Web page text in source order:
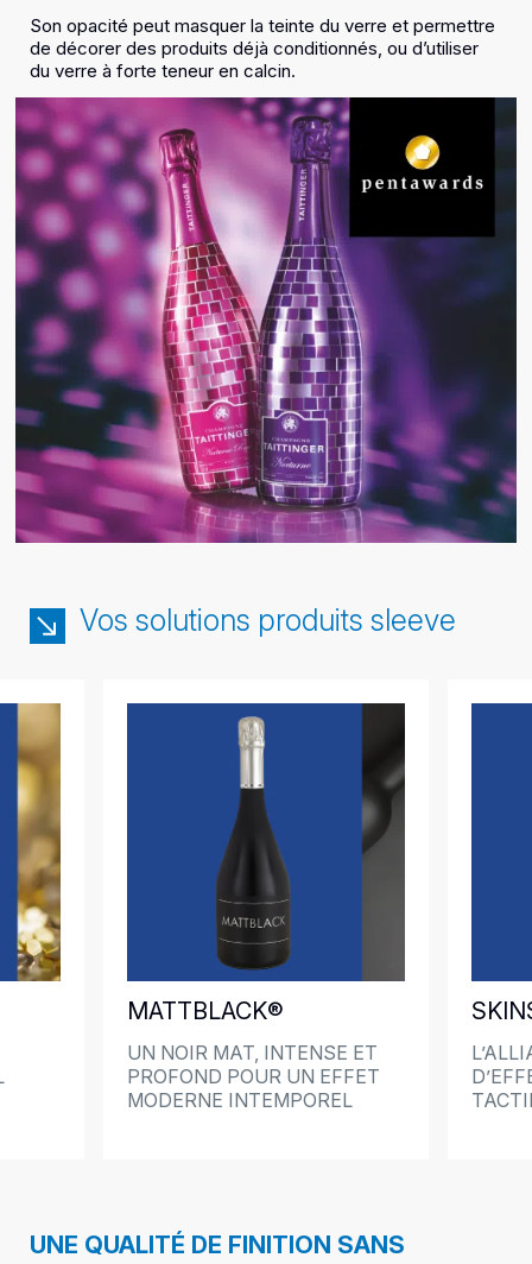
Son opacité peut masquer la teinte du verre et permettre
de décorer des produits déjà conditionnés, ou d’utiliser
du verre à forte teneur en calcin.
Vos solutions produits sleeve
MATTBLACK®
UN NOIR MAT, INTENSE ET
PROFOND POUR UN EFFET
MODERNE INTEMPOREL
UNE QUALITÉ DE FINITION SANS